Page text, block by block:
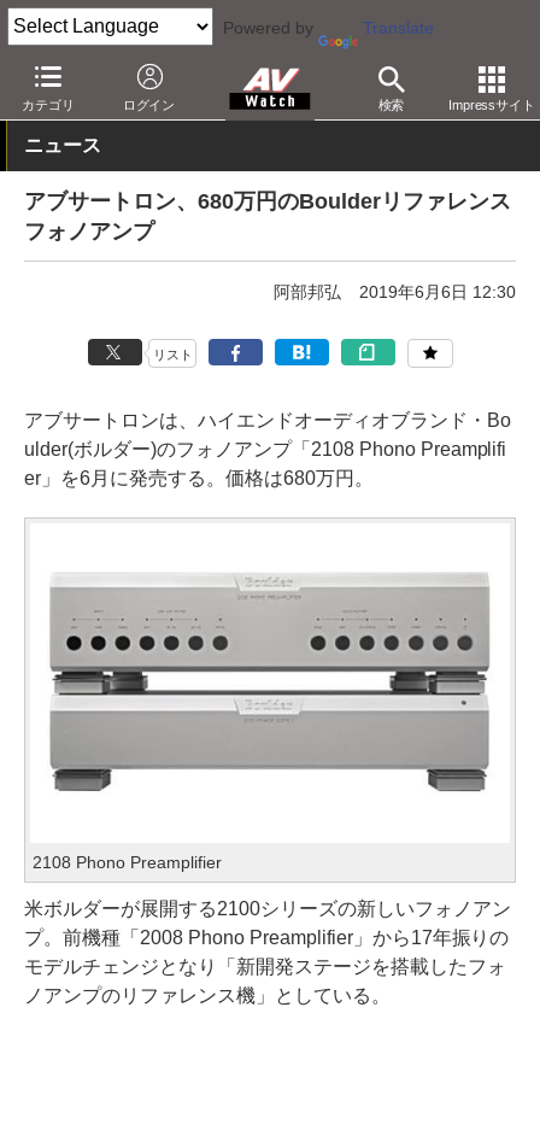
Powered by Translate
カテゴリ ログイン 検索 Impressサイト
AV Watch 製品 オーディオアンプ
ニュース
アブサートロン、680万円のBoulderリファレンス
フォノアンプ
阿部邦弘 2019年6月6日 12:30
リスト
アブサートロンは、ハイエンドオーディオブランド・Bo
ulder(ボルダー)のフォノアンプ「2108 Phono Preamplifi
er」を6月に発売する。価格は680万円。
2108 Phono Preamplifier
米ボルダーが展開する2100シリーズの新しいフォノアン
プ。前機種「2008 Phono Preamplifier」から17年振りの
モデルチェンジとなり「新開発ステージを搭載したフォ
ノアンプのリファレンス機」としている。